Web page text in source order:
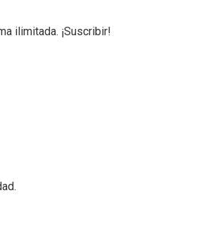
ilimitada. ¡Suscribir!